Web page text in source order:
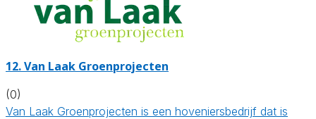
12.Van Laak Groenprojecten
(0)
Van Laak Groenprojecten is een hoveniersbedrijf dat is